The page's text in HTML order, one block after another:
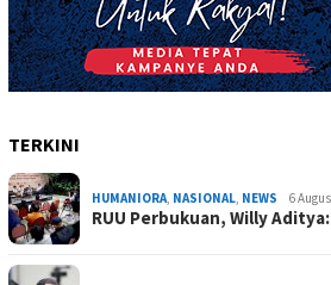
TERKINI
HUMANIORA, NASIONAL, NEWS 6
RUU Perbukuan, Willy